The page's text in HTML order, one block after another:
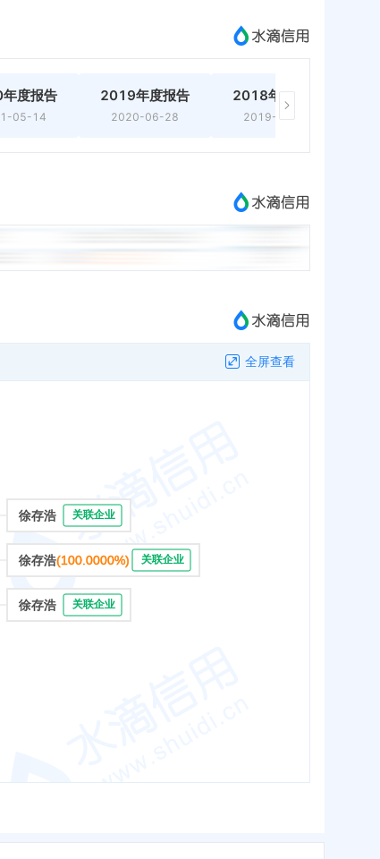
度报告
05-14
2019年度报告
2020-06-28
2018年度报告
2019-06-28
全屏查看
徐存浩 关联企业
徐存浩(100.0000%) 关联企业
徐存浩 关联企业